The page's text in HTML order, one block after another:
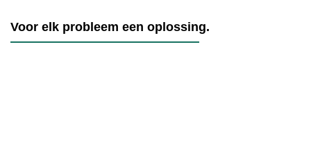
Voor elk probleem een oplossing.